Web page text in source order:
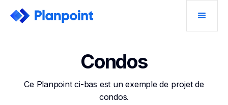
Condos
Ce Planpoint ci-bas est un exemple de projet de
condos.